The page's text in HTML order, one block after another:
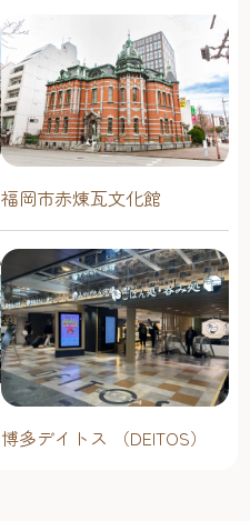
福岡市赤煉瓦文化館
博多デイトス （DEITOS）